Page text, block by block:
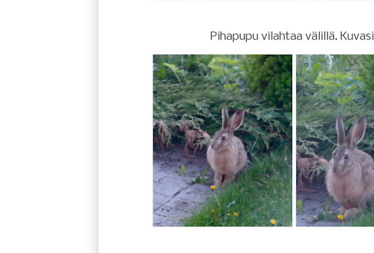
Pihapupu vilahtaa välillä.